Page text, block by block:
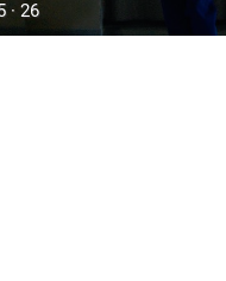
· 26